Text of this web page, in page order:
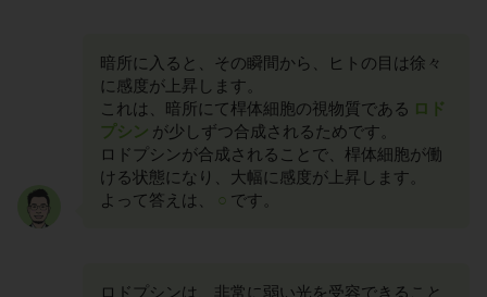
暗所に入ると、その瞬間から、ヒトの目は徐々
に感度が上昇します。
これは、暗所にて桿体細胞の視物質である ロド
プシン が少しずつ合成されるためです。
ロドプシンが合成されることで、桿体細胞が働
ける状態になり、大幅に感度が上昇します。
よって答えは、
○ です。
ロドプシンは、非常に弱い光を受容できること